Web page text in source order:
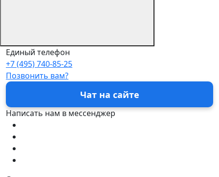
Единый телефон
+7 (495) 740-85-25
Позвонить вам?
Чат на сайте
Написать нам в мессенджер